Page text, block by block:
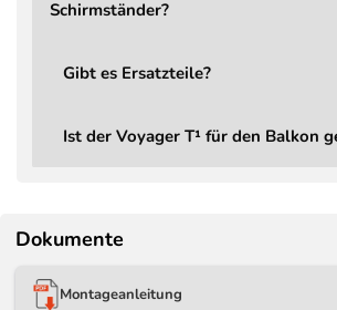
Lieferumfang
Schirmständer
Schirmständer?
Gibt es Ersatzteile?
Ist der Voyager T¹ für den Balkon
Dokumente
Montageanleitung